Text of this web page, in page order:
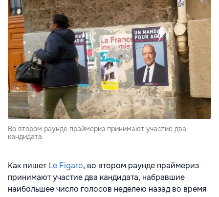
Во втором раунде праймериз принимают участие два
кандидата.
Как пишетLe Figaro, во втором раунде праймериз
принимают участие два кандидата, набравшие
наибольшее число голосов неделею назад во время